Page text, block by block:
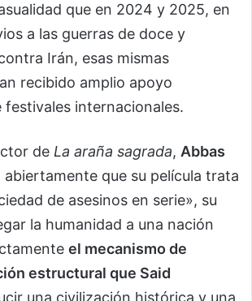
que en 2024 y 2025, en
a las guerras de doce y
Irán, esas mismas
recibido amplio apoyo
festivales internacionales.
de La araña sagrada, Abbas
abiertamente que su película trata
de asesinos en serie», su
la humanidad a una nación
el mecanismo de
estructural que Said
una civilización histórica y una